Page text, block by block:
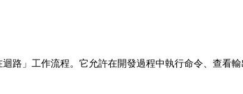
路」工作流程。它允許在開發過程中執行命令、查看